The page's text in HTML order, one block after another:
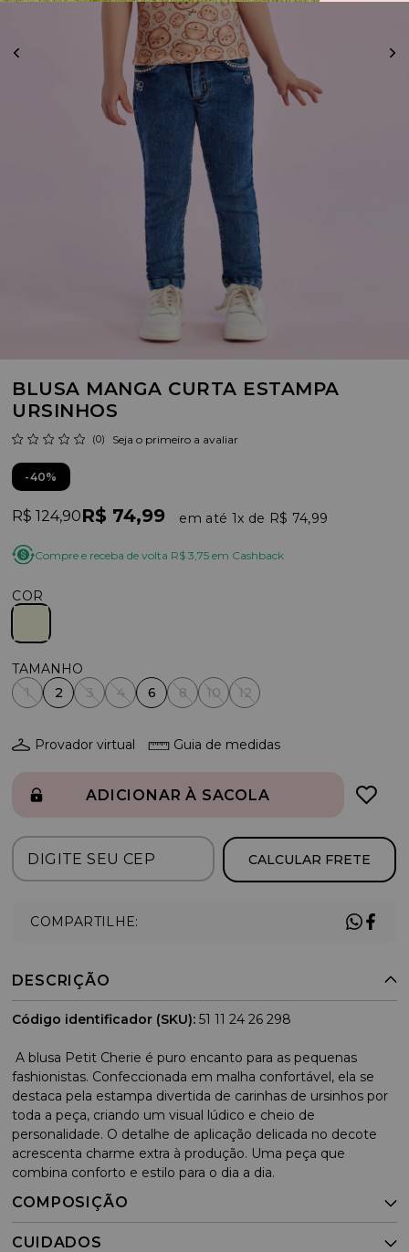
BLUSA MANGA CURTA ESTAMPA
URSINHOS
(0) Seja o primeiro a avaliar
40%
R$ 124,90R$ 74,99 1x R$ 74,99
Compre e receba de volta R$ 3,75 em Cashback
COR
1 2 3 4 6 8 10 12
Provador virtual Guia de medidas
ADICIONAR À SACOLA
CALCULAR FRETE
COMPARTILHE:
DESCRIÇÃO
Código identificador (SKU): 51 11 24 26 298
A blusa Petit Cherie é puro encanto para as pequenas
fashionistas. Confeccionada em malha confortável, ela se
destaca pela estampa divertida de carinhas de ursinhos por
toda a peça, criando um visual lúdico e cheio de
personalidade. O detalhe de aplicação delicada no decote
acrescenta charme extra à produção. Uma peça que
combina conforto e estilo para o dia a dia.
COMPOSIÇÃO
CUIDADOS